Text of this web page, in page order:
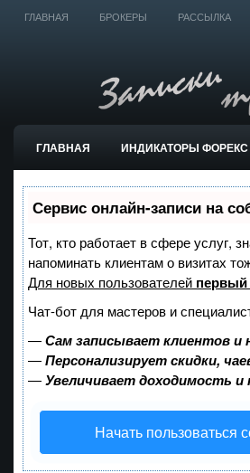
ГЛАВНАЯ БРОКЕРЫ РАССЫЛКА
ГЛАВНАЯ ИНДИКАТОРЫ ФОРЕКС
ТОРГОВЫЕ СИСТЕМЫ
Сервис онлайн-записи на
Тот, кто работает в сфере услуг,
напоминать клиентам о визитах
Для новых пользователей первый
Чат-бот для мастеров и
—Сам записывает клиентов и
—Персонализирует скидки,
—Увеличивает доходимость
Начать пользоваться